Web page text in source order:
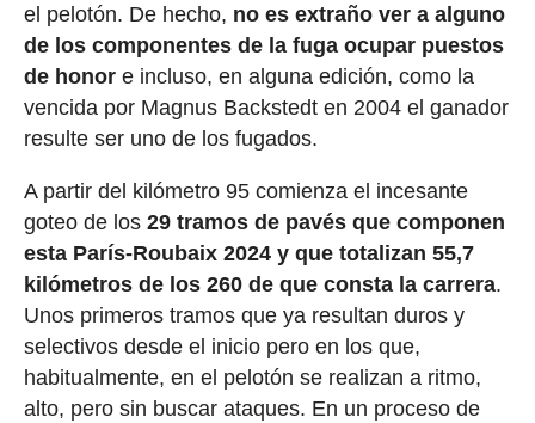
el pelotón. De hecho, no es extraño ver a alguno
de los componentes de la fuga ocupar puestos
de honore incluso, en alguna edición, como la
vencida por Magnus Backstedt en 2004 el ganador
resulte ser uno de los fugados.
A partir del kilómetro 95 comienza el incesante
goteo de los 29 tramos de pavés que componen
esta París-Roubaix 2024 y que totalizan 55,7
kilómetros de los 260 de que consta la carrera.
Unos primeros tramos que ya resultan duros y
selectivos desde el inicio pero en los que,
habitualmente, en el pelotón se realizan a ritmo,
alto, pero sin buscar ataques. En un proceso de